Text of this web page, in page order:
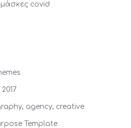
covid
agency, creative
Template